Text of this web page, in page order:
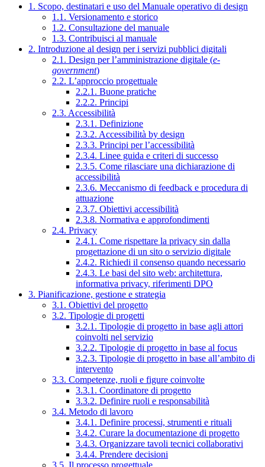
1. Scopo, destinatari e uso del Manuale operativo di design
1.1. Versionamento e storico
1.2. Consultazione del manuale
1.3. Contribuisci al manuale
2. Introduzione al design per i servizi pubblici digitali
2.1. Design per l’amministrazione digitale (e-
government)
2.2. L’approccio progettuale
2.2.1. Buone pratiche
2.2.2. Principi
2.3. Accessibilità
2.3.1. Definizione
2.3.2. Accessibilità by design
2.3.3. Principi per l’accessibilità
2.3.4. Linee guida e criteri di successo
2.3.5. Come rilasciare una dichiarazione di
accessibilità
2.3.6. Meccanismo di feedback e procedura di
attuazione
2.3.7. Obiettivi accessibilità
2.3.8. Normativa e approfondimenti
2.4. Privacy
2.4.1. Come rispettare la privacy sin dalla
progettazione di un sito o servizio digitale
2.4.2. Richiedi il consenso quando necessario
2.4.3. Le basi del sito web: architettura,
informativa privacy, riferimenti DPO
3. Pianificazione, gestione e strategia
3.1. Obiettivi del progetto
3.2. Tipologie di progetti
3.2.1. Tipologie di progetto in base agli attori
coinvolti nel servizio
3.2.2. Tipologie di progetto in base al focus
3.2.3. Tipologie di progetto in base all’ambito di
intervento
3.3. Competenze, ruoli e figure coinvolte
3.3.1. Coordinatore di progetto
3.3.2. Definire ruoli e responsabilità
3.4. Metodo di lavoro
3.4.1. Definire processi, strumenti e rituali
3.4.2. Curare la documentazione di progetto
3.4.3. Organizzare tavoli tecnici collaborativi
3.4.4. Prendere decisioni
3.5. Il processo progettuale